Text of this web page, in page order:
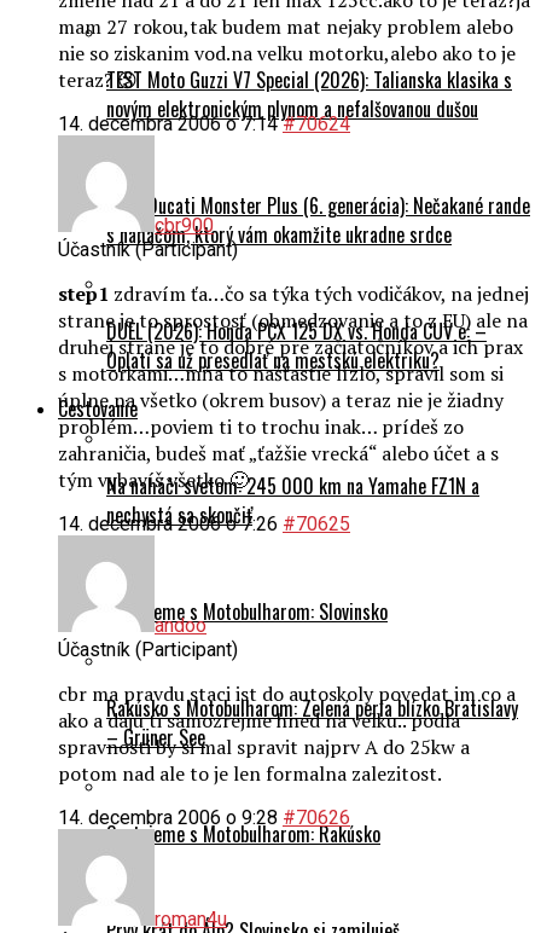
TEST Moto Guzzi V7 Special (2026): Talianska klasika s
novým elektronickým plynom a nefalšovanou dušou
TEST Ducati Monster Plus (6. generácia): Nečakané rande
s naháčom, ktorý vám okamžite ukradne srdce
DUEL (2026): Honda PCX 125 DX vs. Honda CUV e: –
Oplatí sa už presedlať na mestskú elektriku?
Cestovanie
Na naháči svetom: 245 000 km na Yamahe FZ1N a
nechystá sa skončiť
Cestujeme s Motobulharom: Slovinsko
Rakúsko s Motobulharom: Zelená perla blízko Bratislavy
– Grüner See
Cestujeme s Motobulharom: Rakúsko
mam 27 rokou,tak budem mat nejaky problem alebo
nie so ziskanim vod.na velku motorku,alebo ako to je
teraz? 😕
14. decembra 2006 o 7:14 #70624
cbr900
Účastník (Participant)
step1 zdravím ťa…čo sa týka tých vodičákov, na jednej
strane je to sprostosť (obmedzovanie a to z EU) ale na
druhej strane je to dobré pre začiatočníkov a ich prax
s motorkami…mňa to našťastie lízlo, spravil som si
úplne na všetko (okrem busov) a teraz nie je žiadny
problém…poviem ti to trochu inak… prídeš zo
zahraničia, budeš mať „ťažšie vrecká“ alebo účet a s
tým vybavíš všetko 🙂
14. decembra 2006 o 7:26 #70625
andoo
Účastník (Participant)
cbr ma pravdu staci ist do autoskoly povedat im co a
ako a daju ti samozrejme hned na velku.. podla
spravnosti by si mal spravit najprv A do 25kw a
potom nad ale to je len formalna zalezitost.
14. decembra 2006 o 9:28 #70626
roman4u